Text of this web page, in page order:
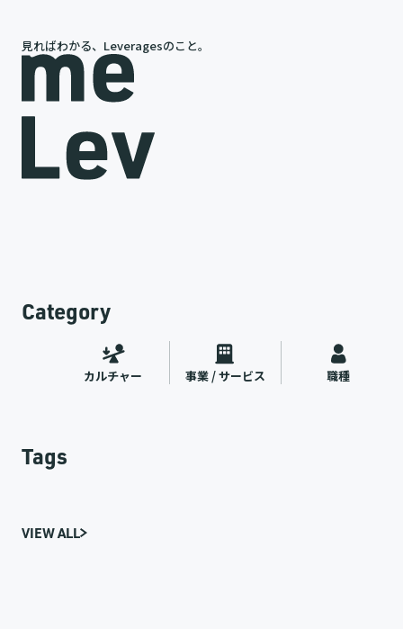
見ればわかる、Leveragesのこと。
未来
Category
カルチャー 事業 / サービス 職種
Tags
VIEW ALL